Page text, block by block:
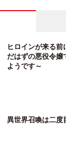
ヒロインが来る
だはずの悪役令嬢
ようです～
異世界召喚は二度